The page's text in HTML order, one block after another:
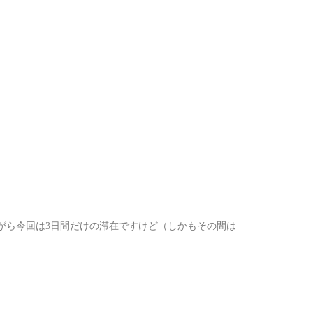
今回は3日間だけの滞在ですけど（しかもその間は